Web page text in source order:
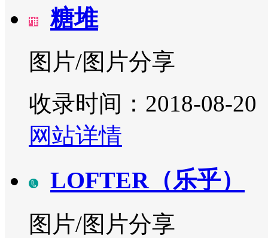
糖堆
图片/图片分享
收录时间：2018-08-20
网站详情
LOFTER（乐乎）
图片/图片分享